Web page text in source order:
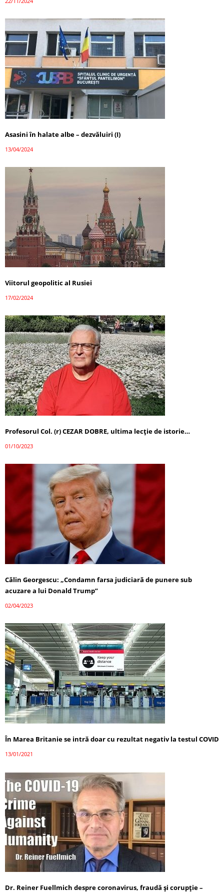
Asasini în halate albe – dezvăluiri (I)
13/04/2024
Viitorul geopolitic al Rusiei
17/02/2024
Profesorul Col. (r) CEZAR DOBRE, ultima lecţie de istorie…
01/10/2023
Călin Georgescu: „Condamn farsa judiciară de punere sub
acuzare a lui Donald Trump”
02/04/2023
În Marea Britanie se intră doar cu rezultat negativ la testul COVID
13/01/2021
Dr. Reiner Fuellmich despre coronavirus, fraudă și corupție –